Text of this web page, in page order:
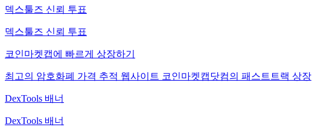
덱스툴즈 신뢰 투표
덱스툴즈 신뢰 투표
코인마켓캡에 빠르게 상장하기
최고의 암호화폐 가격 추적 웹사이트 코인마켓캡닷컴의 패스트트랙 상장
DexTools 배너
DexTools 배너